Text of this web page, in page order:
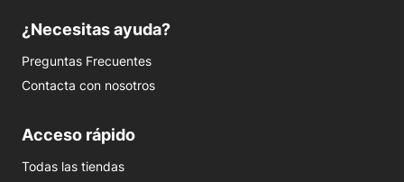
¿Necesitas ayuda?
Preguntas Frecuentes
Contacta con nosotros
Acceso rápido
Todas las tiendas